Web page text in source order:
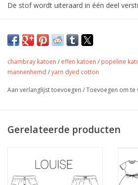
De stof wordt uiteraard in één deel
hemd, jurk, rok of
Kleur
wit
Gewicht
110 gr/m
Jurkjes, rokjes,
oekotex
Stretch
chambray katoen / effen katoen / popeline
mannenhemd /yarn dyed cotton
Aan verlanglijst toevoegen /Toevoegen om te
Gerelateerde producten